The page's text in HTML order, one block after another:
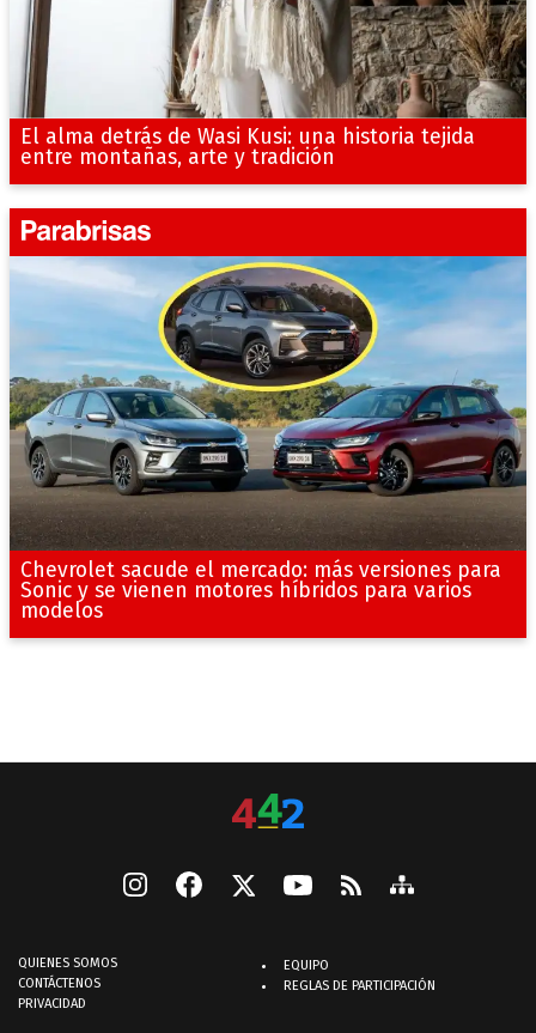
El alma detrás de Wasi Kusi: una historia tejida
entre montañas, arte y tradición
Chevrolet sacude el mercado: más versiones para
Sonic y se vienen motores híbridos para varios
modelos
QUIENES SOMOS
CONTÁCTENOS
PRIVACIDAD
EQUIPO
REGLAS DE PARTICIPACIÓN